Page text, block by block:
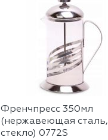
Френчпресс 350мл
(нержавеющая сталь,
стекло) 0772S